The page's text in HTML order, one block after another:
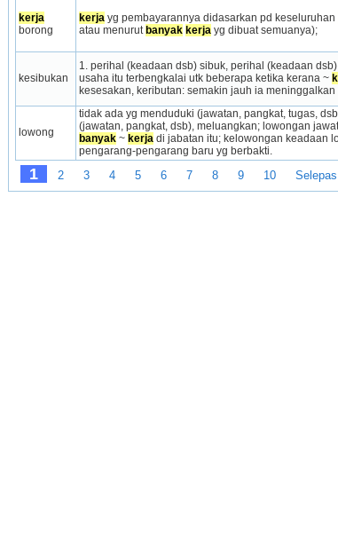
kerja
borong
kerja yg pembayarannya didasarkan pd keseluruhan
atau menurut banyak kerja yg dibuat semuanya);
kesibukan
1. perihal (keadaan dsb) sibuk, perihal (keadaan
usaha itu terbengkalai utk beberapa ketika kerana ~
kesesakan, keributan: semakin jauh ia
lowong
tidak ada yg menduduki (jawatan, pangkat, tugas,
banyak ~ kerja di jabatan itu; kelowongan keadaan
pengarang-­pengarang baru yg berbakti.
1 2 3 4 5 6 7 8 9 10